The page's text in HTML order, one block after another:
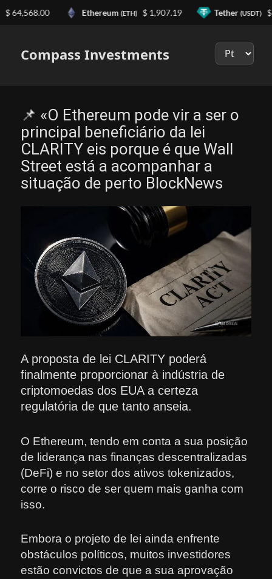
Compass Investments
📌 «O Ethereum pode vir a ser o
principal beneficiário da lei
CLARITY eis porque é que Wall
Street está a acompanhar a
situação de perto BlockNews
A proposta de lei CLARITY poderá
finalmente proporcionar à indústria de
criptomoedas dos EUA a certeza
regulatória de que tanto anseia.
O Ethereum, tendo em conta a sua posição
de liderança nas finanças descentralizadas
(DeFi) e no setor dos ativos tokenizados,
corre o risco de ser quem mais ganha com
isso.
Embora o projeto de lei ainda enfrente
obstáculos políticos, muitos investidores
estão convictos de que a sua aprovação
Ethereum(ETH) $ 1,907.19 Tether(USDT) $